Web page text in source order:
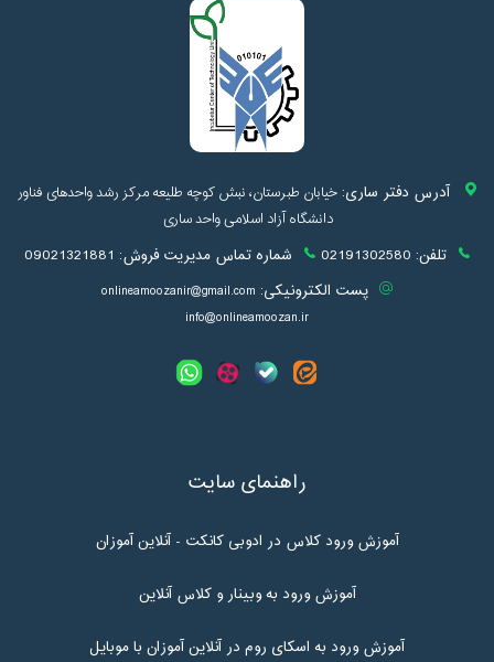
آدرس دفتر ساری:خیابان طبرستان، نبش کوچه طلیعه مرکز رشد واحدهای فناور
دانشگاه آزاد اسلامی واحد ساری
تلفن: 02191302580 شماره تماس مدیریت فروش: 09021321881
پست الکترونیکی: onlineamoozanir@gmail.com
info@onlineamoozan.ir
راهنمای سایت
آموزش ورود کلاس در ادوبی کانکت - آنلاین آموزان
آموزش ورود به وبینار و کلاس آنلاین
آموزش ورود به اسکای روم در آنلاین آموزان با موبایل